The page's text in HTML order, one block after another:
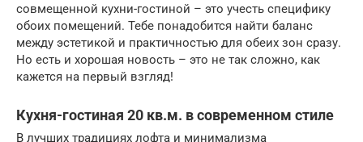
совмещенной кухни-гостиной – это учесть специфику
обоих помещений. Тебе понадобится найти баланс
между эстетикой и практичностью для обеих зон сразу.
Но есть и хорошая новость – это не так сложно, как
кажется на первый взгляд!
Кухня-гостиная 20 кв.м. в современном стиле
В лучших традициях лофта и минимализма